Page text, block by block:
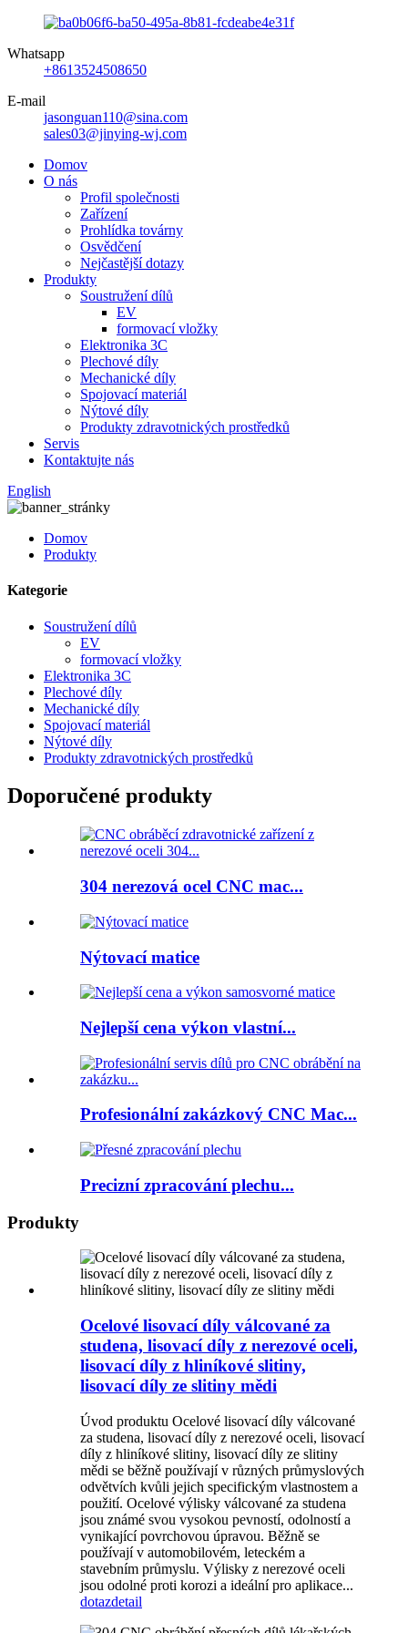
Whatsapp
+8613524508650
E-mail
jasonguan110@sina.com
sales03@jinying-wj.com
Domov
O nás
Profil společnosti
Zařízení
Prohlídka továrny
Osvědčení
Nejčastější dotazy
Produkty
Soustružení dílů
EV
formovací vložky
Elektronika 3C
Plechové díly
Mechanické díly
Spojovací materiál
Nýtové díly
Produkty zdravotnických prostředků
Servis
Kontaktujte nás
English
Domov
Produkty
Kategorie
Soustružení dílů
EV
formovací vložky
Elektronika 3C
Plechové díly
Mechanické díly
Spojovací materiál
Nýtové díly
Produkty zdravotnických prostředků
Doporučené produkty
304 nerezová ocel CNC mac...
Nýtovací matice
Nejlepší cena výkon vlastní...
Profesionální zakázkový CNC Mac...
Precizní zpracování plechu...
Produkty
Ocelové lisovací díly válcované za
studena, lisovací díly z nerezové oceli,
lisovací díly z hliníkové slitiny,
lisovací díly ze slitiny mědi
Úvod produktu Ocelové lisovací díly válcované
za studena, lisovací díly z nerezové oceli, lisovací
díly z hliníkové slitiny, lisovací díly ze slitiny
mědi se běžně používají v různých průmyslových
odvětvích kvůli jejich specifickým vlastnostem a
použití. Ocelové výlisky válcované za studena
jsou známé svou vysokou pevností, odolností a
vynikající povrchovou úpravou. Běžně se
používají v automobilovém, leteckém a
stavebním průmyslu. Výlisky z nerezové oceli
jsou odolné proti korozi a ideální pro aplikace...
dotazdetail